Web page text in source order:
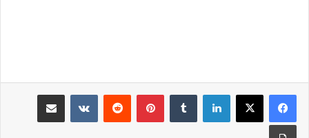
لينكدإن بينتيريست
طباعة